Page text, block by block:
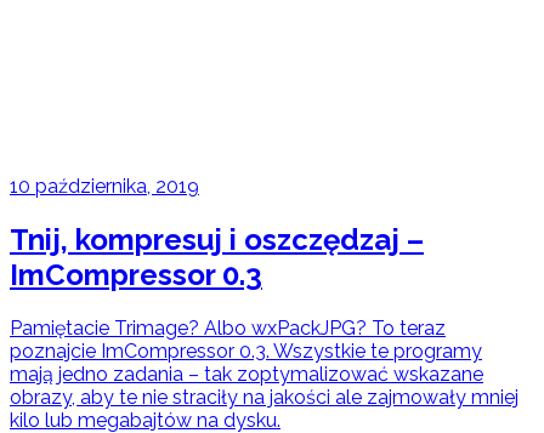
10 października, 2019
Tnij, kompresuj i oszczędzaj –
ImCompressor 0.3
Pamiętacie Trimage? Albo wxPackJPG? To teraz
poznajcie ImCompressor 0.3. Wszystkie te programy
mają jedno zadania – tak zoptymalizować wskazane
obrazy, aby te nie straciły na jakości ale zajmowały mniej
kilo lub megabajtów na dysku.